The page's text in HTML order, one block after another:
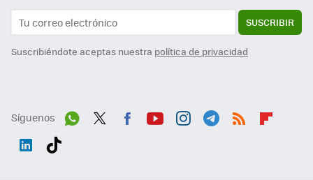
SUSCRIBIR
Suscribiéndote aceptas nuestra política de privacidad
Síguenos